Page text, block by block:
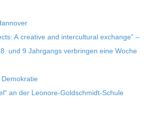
A crea­tive and inter­cul­tu­ral exch­ange” –
und 9 Jahr­gangs ver­brin­gen eine Woche
an der Leonore-Goldschmidt-Schule